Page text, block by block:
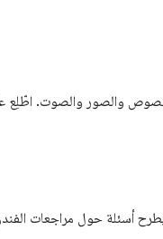
أسئلة حول مراجعات